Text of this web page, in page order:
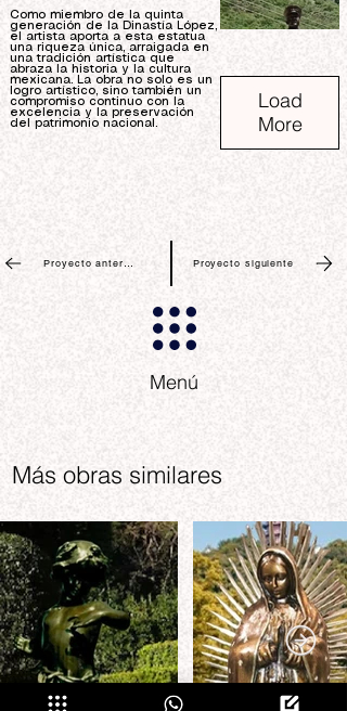
Como miembro de la quinta
generación de la Dinastía López,
el artista aporta a esta estatua
una riqueza única, arraigada en
una tradición artística que
abraza la historia y la cultura
mexicana. La obra no solo es un
logro artístico, sino también un
compromiso continuo con la
excelencia y la preservación
del patrimonio nacional.
Load
More
Proyecto anterior Proyecto siguiente
Menú
Más obras similares